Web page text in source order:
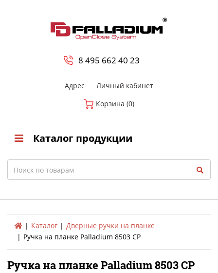
8 495 662 40 23
Адрес
Личный кабинет
Корзина (0)
Каталог продукции
Search
Каталог
Дверные ручки на планке
Ручка на планке Palladium 8503 CP
Ручка на планке Palladium 8503 CP